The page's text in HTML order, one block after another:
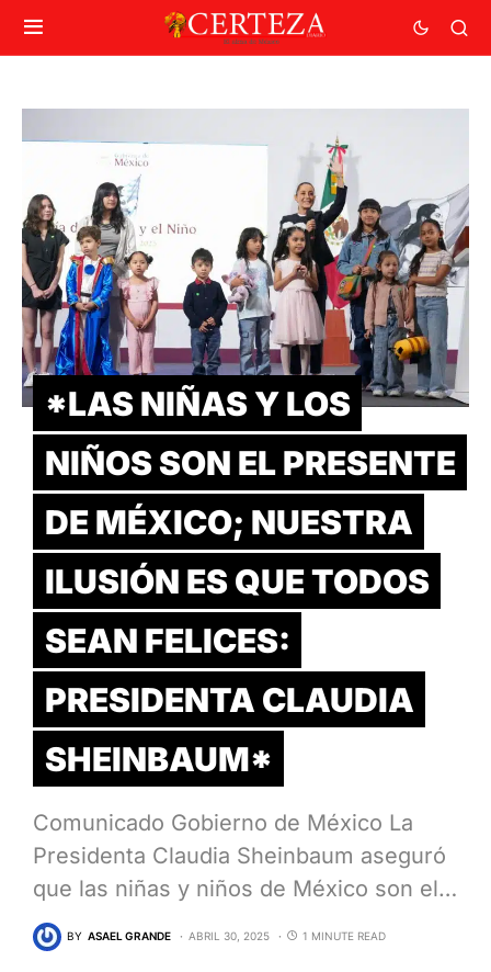
*LAS NIÑAS Y LOS
NIÑOS SON EL PRESENTE
DE MÉXICO; NUESTRA
ILUSIÓN ES QUE TODOS
SEAN FELICES:
PRESIDENTA CLAUDIA
SHEINBAUM*
Comunicado Gobierno de México La
Presidenta Claudia Sheinbaum aseguró
que las niñas y niños de México son el…
BY ASAEL GRANDE ABRIL 30, 2025 1 MINUTE READ